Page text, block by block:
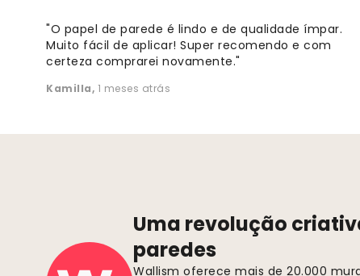
"O papel de parede é lindo e de qualidade ímpar.
Muito fácil de aplicar! Super recomendo e com
certeza comprarei novamente."
Kamilla, 1 meses atrás
Uma revolução
paredes
Wallism oferece mais de 20.000